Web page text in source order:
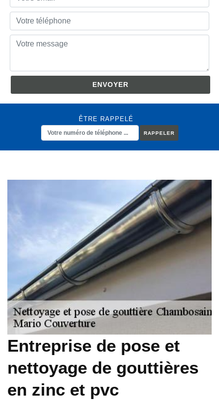
ÊTRE RAPPELÉ
Entreprise de pose et
nettoyage de gouttières
en zinc et pvc